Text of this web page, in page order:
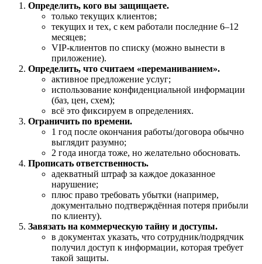
Определить, кого вы защищаете.
только текущих клиентов;
текущих и тех, с кем работали последние 6–12
месяцев;
VIP-клиентов по списку (можно вынести в
приложение).
Определить, что считаем «переманиванием».
активное предложение услуг;
использование конфиденциальной информации
(баз, цен, схем);
всё это фиксируем в определениях.
Ограничить по времени.
1 год после окончания работы/договора обычно
выглядит разумно;
2 года иногда тоже, но желательно обосновать.
Прописать ответственность.
адекватный штраф за каждое доказанное
нарушение;
плюс право требовать убытки (например,
документально подтверждённая потеря прибыли
по клиенту).
Завязать на коммерческую тайну и доступы.
в документах указать, что сотрудник/подрядчик
получил доступ к информации, которая требует
такой защиты.